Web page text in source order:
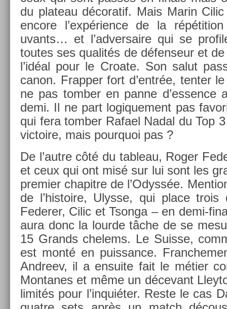
du plateau décoratif. Mais Marin
en­core l’expéri­ence de la
uvants… et l’ad­versaire qui se
toutes ses qualités de défen­seur et de
l’idéal pour le Croate. Son salut
canon. Frapp­er fort d’entrée, tent­er
ne pas tomb­er en panne d’ess­ence
demi. Il ne part logique­ment pas
qui fera tomb­er Rafael Nadal du Top
vic­toire, mais pour­quoi pas ?
De l’autre côté du tab­leau, Roger
et ceux qui ont misé sur lui sont les
pre­mi­er chapit­re de l’Odyssée.
de l’his­toire, Ulys­se, qui place
Feder­er, Cilic et Tson­ga – en demi-
aura donc la lour­de tâche de se
15 Grands chelems. Le Suis­se,
est monté en puis­sance.
An­dreev, il a en­suite fait le métier
Mon­tanes et même un décevant
limités pour l’inquiéter. Reste le cas